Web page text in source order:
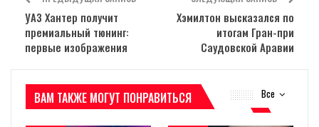
УАЗ Хантер получит
премиальный тюнинг:
первые изображения
Хэмилтон высказался по
итогам Гран-при
Саудовской Аравии
Все
ВАМ ТАКЖЕ МОГУТ ПОНРАВИТЬСЯ